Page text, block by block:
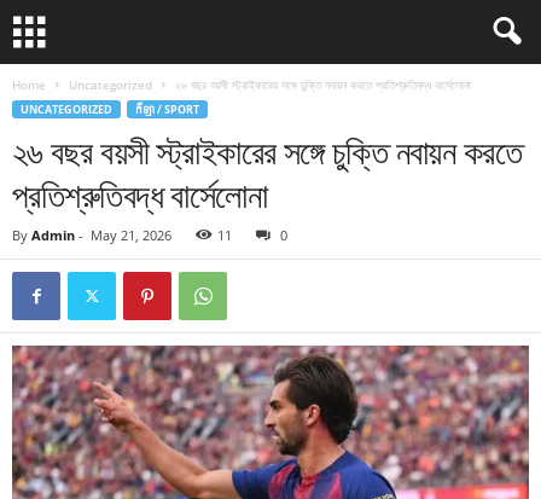
Home Uncategorized ২৬ বছর বয়সী স্ট্রাইকারের সঙ্গে চুক্তি নবায়ন করতে প্রতিশ্রুতিবদ্ধ বার্সেলোনা
UNCATEGORIZED កីឡា / SPORT
২৬ বছর বয়সী স্ট্রাইকারের সঙ্গে চুক্তি নবায়ন করতে
প্রতিশ্রুতিবদ্ধ বার্সেলোনা
By Admin - May 21, 2026 11 0